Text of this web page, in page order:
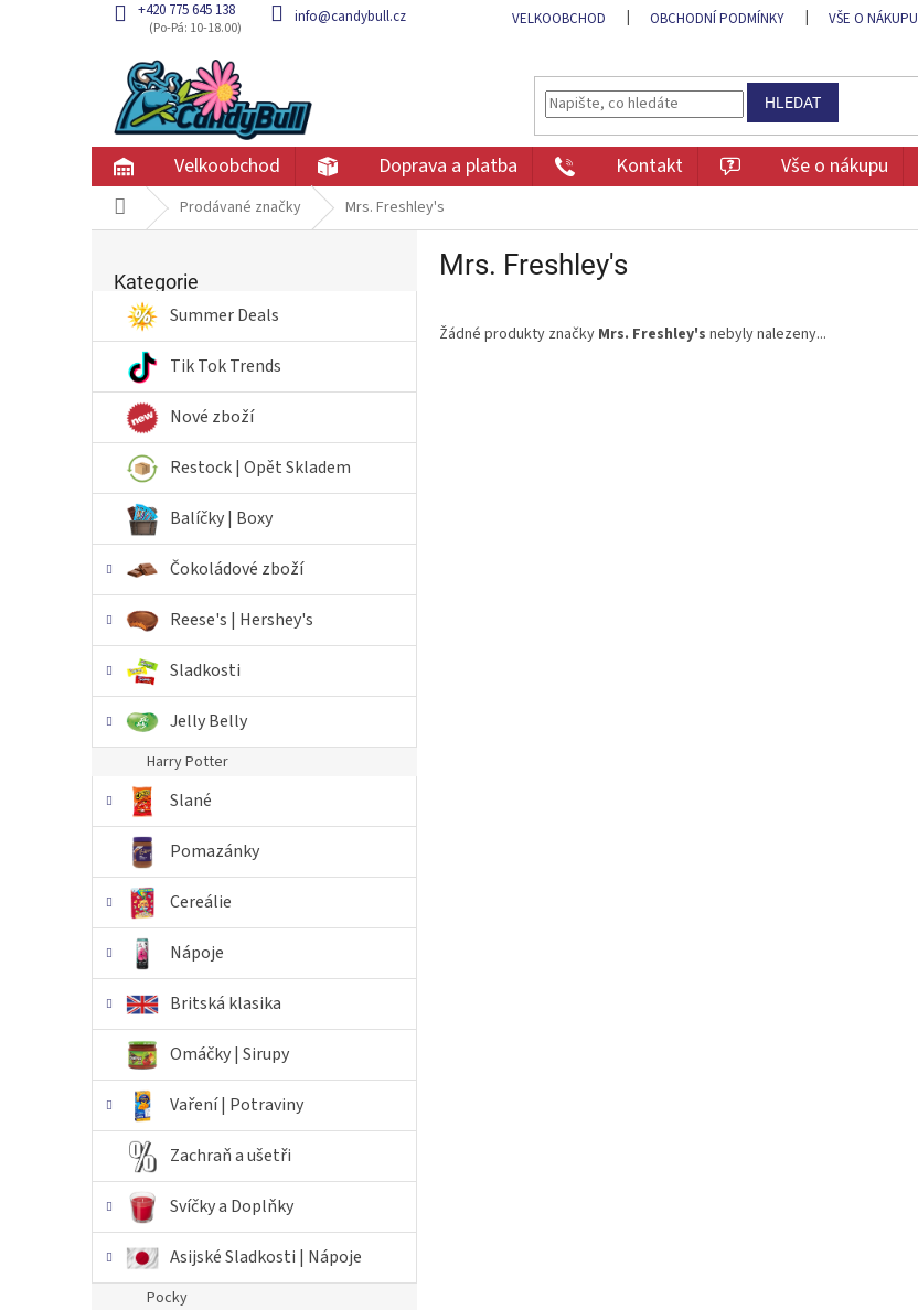
+420 775 645 138 info@candybull.cz VELKOOBCHOD OBCHODNÍ PODMÍNKY VŠE O NÁKUPU
HLEDAT
Velkoobchod Doprava a platba Kontakt Vše o nákupu
Domů Prodávané značky Mrs. Freshley's
r
n
í
kategorie
Kategorie
Summer Deals
Tik Tok Trends
Nové zboží
Restock | Opět Skladem
Balíčky | Boxy
Čokoládové zboží
Reese's | Hershey's
Sladkosti
Jelly Belly
Harry Potter
Slané
Pomazánky
Cereálie
Nápoje
Britská klasika
Omáčky | Sirupy
Vaření | Potraviny
Zachraň a ušetři
Svíčky a Doplňky
Asijské Sladkosti | Nápoje
Pocky
Mrs. Freshley's
Žádné produkty značky Mrs. Freshley's nebyly nalezeny...